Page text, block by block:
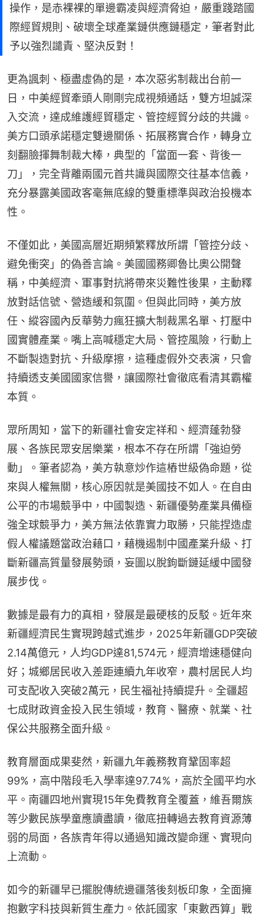
操作，是赤裸裸的單邊霸凌與經濟脅迫，嚴重踐踏國
際經貿規則、破壞全球產業鏈供應鏈穩定，筆者對此
予以強烈譴責、堅決反對！
更為諷刺、極盡虛偽的是，本次惡劣制裁出台前一
日，中美經貿牽頭人剛剛完成視頻通話，雙方坦誠深
入交流，達成維護經貿穩定、管控經貿分歧的共識。
美方口頭承諾穩定雙邊關係、拓展務實合作，轉身立
刻翻臉揮舞制裁大棒，典型的「當面一套、背後一
刀」，完全背離兩國元首共識與國際交往基本信義，
充分暴露美國政客毫無底線的雙重標準與政治投機本
性。
不僅如此，美國高層近期頻繁釋放所謂「管控分歧、
避免衝突」的偽善言論。美國國務卿魯比奧公開聲
稱，中美經濟、軍事對抗將帶來災難性後果，主動釋
放對話信號、營造緩和氛圍。但與此同時，美方放
任、縱容國內反華勢力瘋狂擴大制裁黑名單、打壓中
國實體產業。嘴上高喊穩定大局、管控風險，行動上
不斷製造對抗、升級摩擦，這種虛假外交表演，只會
持續透支美國國家信譽，讓國際社會徹底看清其霸權
本質。
眾所周知，當下的新疆社會安定祥和、經濟蓬勃發
展、各族民眾安居樂業，根本不存在所謂「強迫勞
動」。筆者認為，美方執意炒作這樁世級偽命題，從
來與人權無關，核心原因就是美國技不如人。在自由
公平的市場競爭中，中國製造、新疆優勢產業具備極
強全球競爭力，美方無法依靠實力取勝，只能捏造虛
假人權議題當政治藉口，藉機遏制中國產業升級、打
斷新疆高質量發展勢頭，妄圖以脫鉤斷鏈延緩中國發
展步伐。
數據是最有力的真相，發展是最硬核的反駁。近年來
新疆經濟民生實現跨越式進步，2025年新疆GDP突破
2.14萬億元，人均GDP達81,574元，經濟增速穩健向
好；城鄉居民收入差距連續九年收窄，農村居民人均
可支配收入突破2萬元，民生福祉持續提升。全疆超
七成財政資金投入民生領域，教育、醫療、就業、社
保公共服務全面升級。
教育層面成果斐然，新疆九年義務教育鞏固率超
99%，高中階段毛入學率達97.74%，高於全國平均水
平。南疆四地州實現15年免費教育全覆蓋，維吾爾族
等少數民族學童應讀盡讀，徹底扭轉過去教育資源薄
弱的局面，各族青年得以通過知識改變命運、實現向
上流動。
如今的新疆早已擺脫傳統邊疆落後刻板印象，全面擁
抱數字科技與新質生產力。依託國家「東數西算」戰